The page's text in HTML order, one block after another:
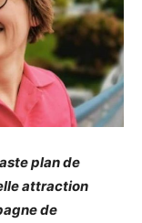
plan de
attraction
de